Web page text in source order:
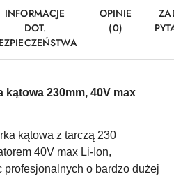
INFORMACJE
DOT.
OPINIE
(0)
230mm, 40V max
kątowa z tarczą 230
40V max Li-Ion,
profesjonalnych o bardzo dużej